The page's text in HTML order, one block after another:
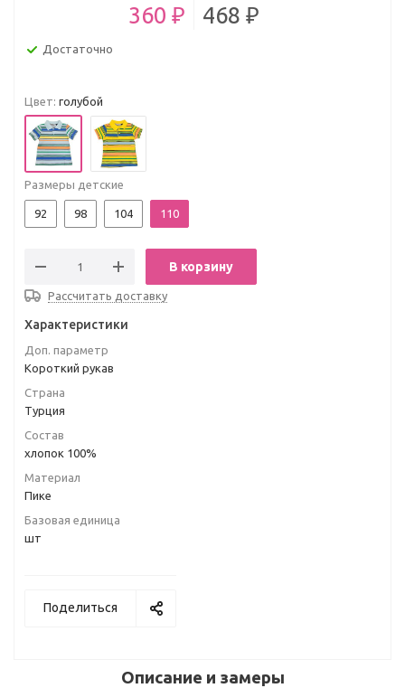
360 ₽ 468 ₽
Достаточно
Цвет: голубой
Размеры детские
92 98 104 110
В корзину
Рассчитать доставку
Характеристики
Доп. параметр
Короткий рукав
Страна
Турция
Состав
хлопок 100%
Материал
Пике
Базовая единица
шт
Поделиться
Описание и замеры